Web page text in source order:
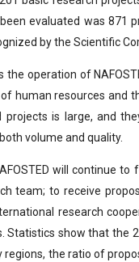
evaluated was 871
by the Scientific
the operation of
human resources and
projects is large, and
volume and quality.
will continue
team; to receive
research
Statistics show that the
regions, the ratio of